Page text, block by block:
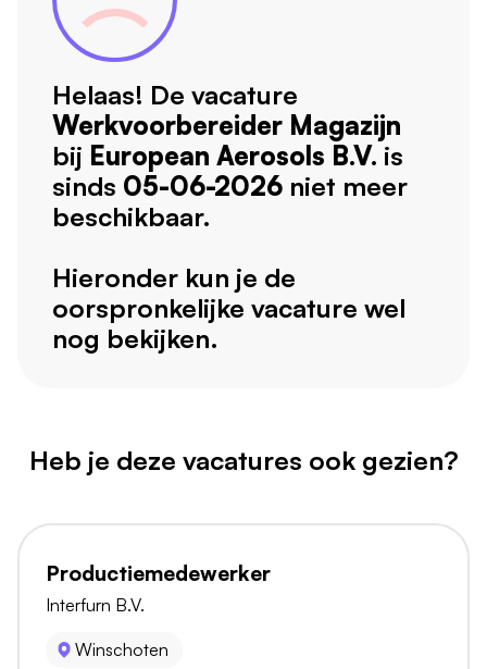
Helaas! De vacature
Werkvoorbereider Magazijn
bij European Aerosols B.V. is
sinds 05-06-2026 niet meer
beschikbaar.
Hieronder kun je de
oorspronkelijke vacature wel
nog bekijken.
Heb je deze vacatures ook gezien?
Productiemedewerker
Interfurn B.V.
Winschoten